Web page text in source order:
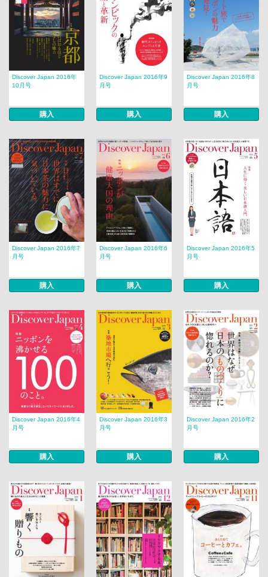
Discover Japan 2016年
10月号
購入
Discover Japan 2016年9
月号
購入
Discover Japan 2016年8
月号
購入
Discover Japan 2016年7
月号
購入
Discover Japan 2016年6
月号
購入
Discover Japan 2016年5
月号
購入
Discover Japan 2016年4
月号
購入
Discover Japan 2016年3
月号
購入
Discover Japan 2016年2
月号
購入